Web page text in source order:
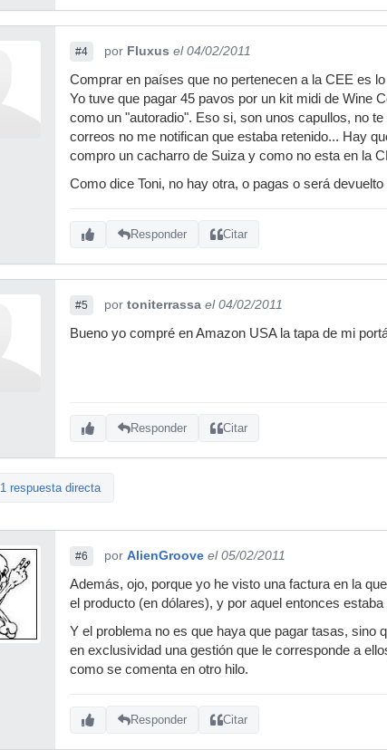
#4 por Fluxus el 04/02/2011
Comprar en países que no pertenecen a la CEE es
Yo tuve que pagar 45 pavos por un kit midi de Wine
como un "autoradio". Eso si, son unos capullos, no
correos no me notifican que estaba retenido... Hay
compro un cacharro de Suiza y como no esta en la
Como dice Toni, no hay otra, o pagas o será devuelto
Responder Citar
#5 por toniterrassa el 04/02/2011
Bueno yo compré en Amazon USA la tapa de mi
Responder Citar
1 respuesta directa
#6 por AlienGroove el 05/02/2011
Además, ojo, porque yo he visto una factura en la
el producto (en dólares), y por aquel entonces
Y el problema no es que haya que pagar tasas, sino
en exclusividad una gestión que le corresponde a
como se comenta en otro hilo.
Responder Citar